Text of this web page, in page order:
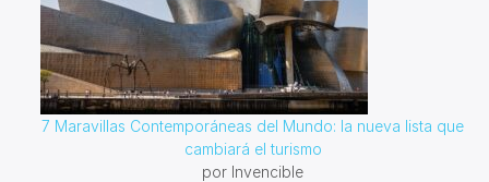
7 Maravillas Contemporáneas del Mundo: la nueva lista que
cambiará el turismo
por Invencible